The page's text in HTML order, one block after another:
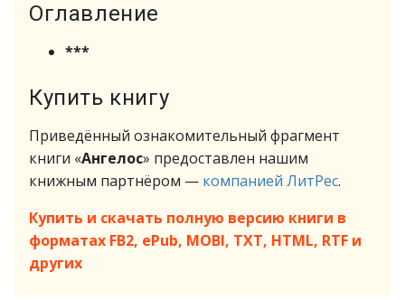
Оглавление
***
Купить книгу
Приведённый ознакомительный фрагмент
книги «Ангелос» предоставлен нашим
книжным партнёром — компанией ЛитРес.
Купить и скачать полную версию книги в
форматах FB2, ePub, MOBI, TXT, HTML, RTF и
других